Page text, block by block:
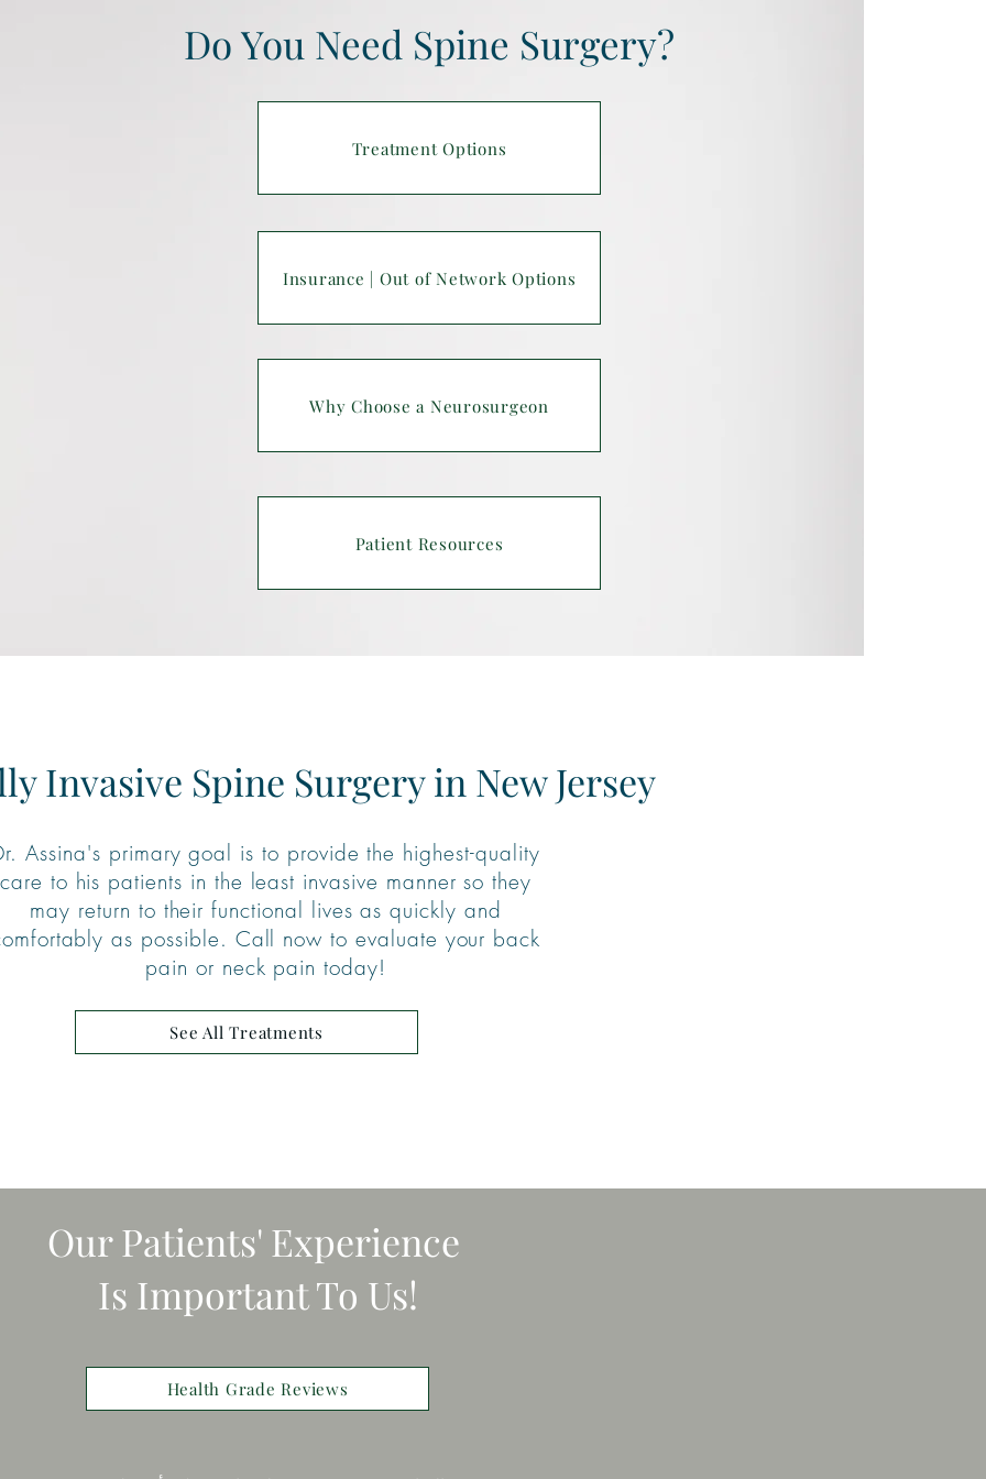
Treatment Options
Insurance | Out of Network Options
Why Choose a Neurosurgeon
Patient Resources
Do You Need Spine Surgery?
Invasive Spine Surgery in New Jersey
Assina's primary goal is to provide the highest-quality
care to his patients in the least invasive manner so they
may return to their functional lives as quickly and
as possible. Call now to evaluate your back
pain or neck pain today!
See All Treatments
Our Patients' Experience
Is Important To Us!
Health Grade Reviews